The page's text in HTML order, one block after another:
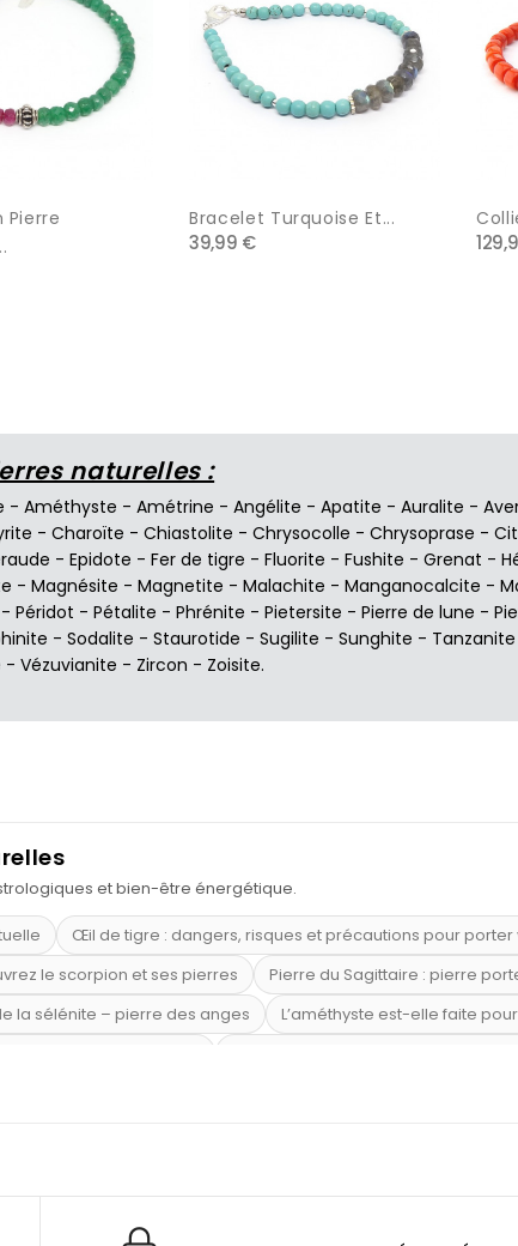
Pierre
Bracelet Turquoise Et...
39,99 €
naturelles :
- Améthyste - Amétrine - Angélite - Apatite - Auralite -
- Charoïte - Chiastolite - Chrysocolle - Chrysoprase -
- Epidote - Fer de tigre - Fluorite - Fushite - Grenat -
- Magnésite - Magnetite - Malachite - Manganocalcite -
- Péridot - Pétalite - Phrénite - Pietersite - Pierre de lune -
- Sodalite - Staurotide - Sugilite - Sunghite - Tanzanite
- Vézuvianite - Zircon - Zoisite.
et bien-être énergétique.
Œil de tigre : dangers, risques et précautions pour porter
le scorpion et ses pierres Pierre du Sagittaire : pierre
la sélénite – pierre des anges L’améthyste est-elle faite